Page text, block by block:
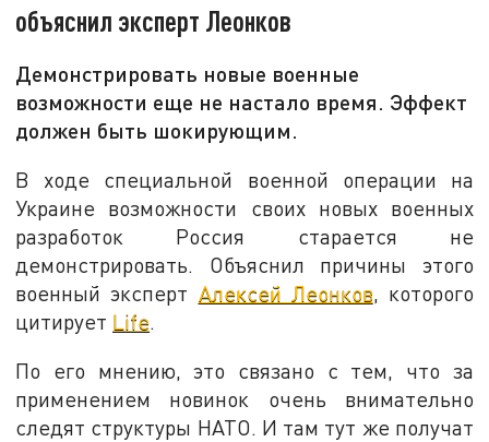
объяснил эксперт Леонков
Демонстрировать новые военные
возможности еще не настало время. Эффект
должен быть шокирующим.
В ходе специальной военной операции на
Украине возможности своих новых военных
разработок Россия старается не
демонстрировать. Объяснил причины этого
военный эксперт Алексей Леонков, которого
цитирует Life.
По его мнению, это связано с тем, что за
применением новинок очень внимательно
следят структуры НАТО. И там тут же получат